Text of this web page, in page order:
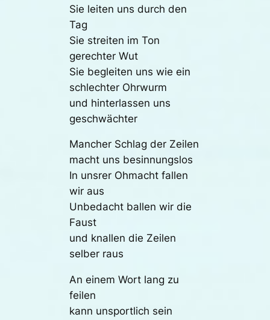
Sie leiten uns durch den
Tag
Sie streiten im Ton
gerechter Wut
Sie begleiten uns wie ein
schlechter Ohrwurm
und hinterlassen uns
geschwächter
Mancher Schlag der Zeilen
macht uns besinnungslos
In unsrer Ohmacht fallen
wir aus
Unbedacht ballen wir die
Faust
und knallen die Zeilen
selber raus
An einem Wort lang zu
feilen
kann unsportlich sein